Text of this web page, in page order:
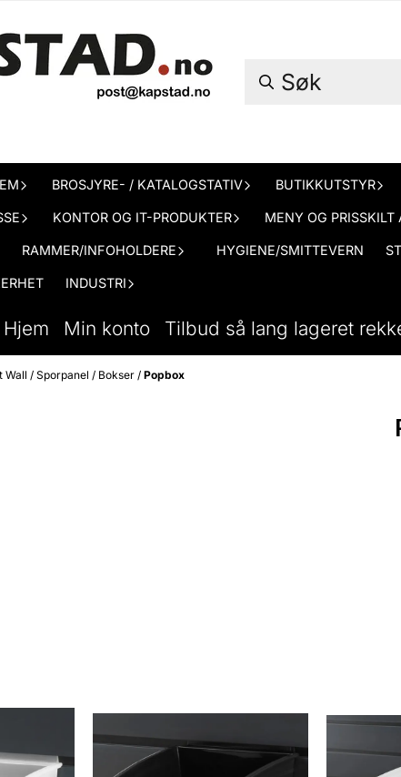
BROSJYRE- / KATALOGSTATIV BUTIKKUTSTYR
KONTOR OG IT-PRODUKTER MENY OG PRISSKILT
RAMMER/INFOHOLDERE HYGIENE/SMITTEVERN
INDUSTRI
Hjem Min konto Tilbud så lang lageret
Wall / Sporpanel / Bokser / Popbox